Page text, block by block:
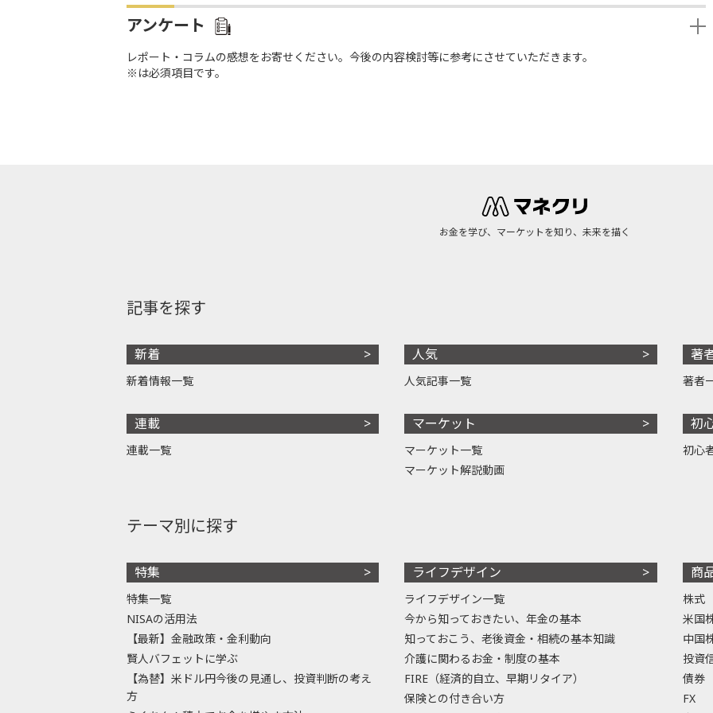
アンケート
レポート・コラムの感想をお寄せください。今後の内容検討等に参考にさせていただきます。
※は必須項目です。
お金を学び、マーケットを知り、未来を描く
記事を探す
新着
新着情報一覧
連載
連載一覧
人気
人気記事一覧
マーケット
マーケット一覧
マーケット解説動画
著
著者
初
初心
テーマ別に探す
特集
特集一覧
NISAの活用法
【最新】金融政策・金利動向
賢人バフェットに学ぶ
【為替】米ドル円今後の見通し、投資判断の考え
方
ライフデザイン
ライフデザイン一覧
今から知っておきたい、年金の基本
知っておこう、老後資金・相続の基本知識
介護に関わるお金・制度の基本
FIRE（経済的自立、早期リタイア）
保険との付き合い方
商
株式
米国
中国
投資
債券
FX